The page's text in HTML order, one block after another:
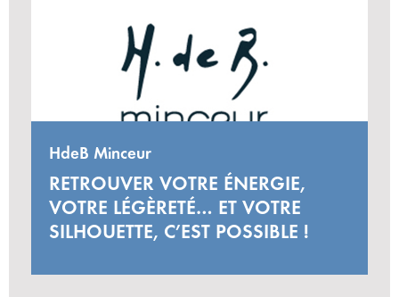
HdeB Minceur
RETROUVER VOTRE ÉNERGIE,
VOTRE LÉGÈRETÉ… ET VOTRE
SILHOUETTE, C’EST POSSIBLE !